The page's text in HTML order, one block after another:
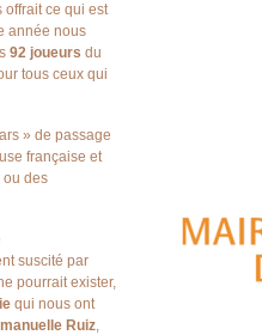
ce qui est
année nous
92 joueurs du
tous ceux qui
» de passage
française et
ou des
suscité par
pourrait exister,
qui nous ont
Ruiz,